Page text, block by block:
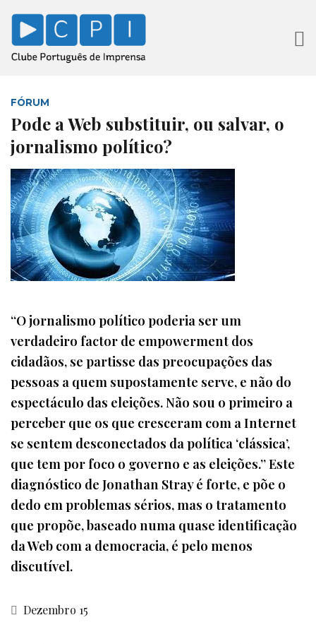
FÓRUM
Pode a Web substituir, ou salvar, o
jornalismo político?
“O jornalismo político poderia ser um
verdadeiro factor de empowerment dos
cidadãos, se partisse das preocupações das
pessoas a quem supostamente serve, e não do
espectáculo das eleições. Não sou o primeiro a
perceber que os que cresceram com a Internet
se sentem desconectados da política ‘clássica’,
que tem por foco o governo e as eleições.” Este
diagnóstico de Jonathan Stray é forte, e põe o
dedo em problemas sérios, mas o tratamento
que propõe, baseado numa quase identificação
da Web com a democracia, é pelo menos
discutível.
Dezembro 15